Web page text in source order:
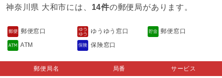
神奈川県 大和市には、 14件の郵便局があります。
郵便窓口 ゆうゆう窓口
郵便窓口
ATM
保険窓口
郵便局名 局番 サービス